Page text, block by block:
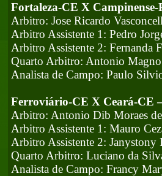
Fortaleza-CE X
Arbitro: Jose Ricardo
Arbitro Assistente 1: Pedro
Arbitro Assistente 2: Fernanda
Quarto Arbitro: Antonio
Analista de Campo: Paulo
Ferroviário-CE X Ceará-CE
Arbitro: Antonio Dib Moraes
Arbitro Assistente 1: Mauro
Arbitro Assistente 2: Janystony
Quarto Arbitro: Luciano da
Analista de Campo: Francy